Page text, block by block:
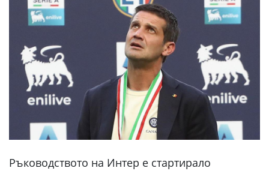
Ръководството на Интер е стартирало